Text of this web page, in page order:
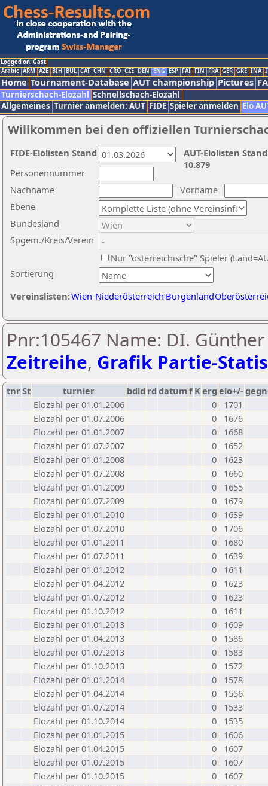
Logged on: Gast
Arabic ARM AZE BIH BUL CAT CHN CRO CZE DEN ENG ESP FAI FIN FRA GER GRE INA
Home Tournament-Database AUT championship Pictures
Turnierschach-Elozahl Schnellschach-Elozahl
Allgemeines Turnier anmelden: AUT FIDE Spieler anmelden Elo
Willkommen bei den offiziellen
Nachname
Vorname
Ebene
Sortierung
Personennummer
Bundesland
Spgem./Kreis/Verein
Nur "österreichische" Spieler
Vereinslisten:Wien Niederösterreich Burgenland
AUT-Elolisten
10.879
FIDE-Elolisten Stand
Pnr:105467 Name: DI.
Zeitreihe, Grafik Partie-
tnrSt turnier bdld rd datumf Kerg elo+/-
Elozahl per 01.01.2006
0
1701
Elozahl per 01.07.2006
0
1676
Elozahl per 01.01.2007
0
1668
Elozahl per 01.07.2007
0
1652
Elozahl per 01.01.2008
0
1623
Elozahl per 01.07.2008
0
1660
Elozahl per 01.01.2009
0
1655
Elozahl per 01.07.2009
0
1679
Elozahl per 01.01.2010
0
1639
Elozahl per 01.07.2010
0
1706
Elozahl per 01.01.2011
0
1680
Elozahl per 01.07.2011
0
1639
Elozahl per 01.01.2012
0
1611
Elozahl per 01.04.2012
0
1623
Elozahl per 01.07.2012
0
1623
Elozahl per 01.10.2012
0
1611
Elozahl per 01.01.2013
0
1609
Elozahl per 01.04.2013
0
1586
Elozahl per 01.07.2013
0
1583
Elozahl per 01.10.2013
0
1572
Elozahl per 01.01.2014
0
1578
Elozahl per 01.04.2014
0
1556
Elozahl per 01.07.2014
0
1533
Elozahl per 01.10.2014
0
1535
Elozahl per 01.01.2015
0
1606
Elozahl per 01.04.2015
0
1607
Elozahl per 01.07.2015
0
1607
Elozahl per 01.10.2015
0
1607